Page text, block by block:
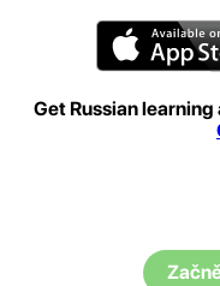
Get Russian learning